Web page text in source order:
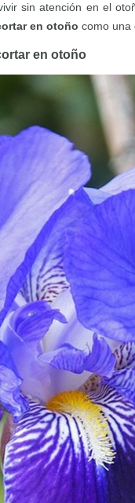
sin atención en el
en otoño como una
en otoño